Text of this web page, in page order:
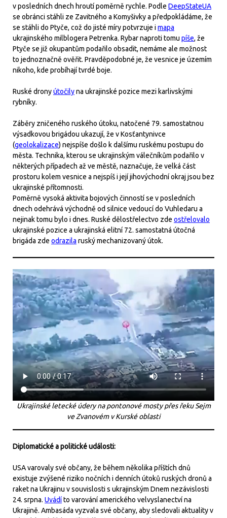
v posledních dnech hroutí poměrně rychle. Podle DeepStateUA
se obránci stáhli ze Zavitného a Komyšivky a předpokládáme, že
se stáhli do Ptyče, což do jisté míry potvrzuje imapa
ukrajinského milblogera Petrenka. Rybar naproti tomu píše, že
Ptyče se již okupantům podařilo obsadit, nemáme ale možnost
to jednoznačně ověřit. Pravděpodobné je, že vesnice je územím
nikoho, kde probíhají tvrdé boje.
Ruské dronyútočilyna ukrajinské pozice mezi karlivskými
rybníky.
Záběry zničeného ruského útoku, natočené 79. samostatnou
výsadkovou brigádou ukazují, že v Kosťantynivce
(geolokalizace) nejspíše došlo k dalšímu ruskému postupu do
města. Technika, kterou se ukrajinským válečníkům podařilo v
některých případech až ve městě, naznačuje, že velká část
prostoru kolem vesnice a nejspíš i její jihovýchodní okraj jsou bez
ukrajinské přítomnosti.
Poměrně vysoká aktivita bojových činností se v posledních
dnech odehrává východně od silnice vedoucí do Vuhledaru a
nejinak tomu bylo i dnes. Ruské dělostřelectvo zde ostřelovalo
ukrajinské pozice a ukrajinská elitní 72. samostatná útočná
brigáda zde odrazila ruský mechanizovaný útok.
Ukrajinské letecké údery na pontonové mosty přes řeku Sejm
ve Zvanovém v Kurské oblasti
Diplomatické a politické události:
USA varovaly své občany, že během několika příštích dnů
existuje zvýšené riziko nočních i denních útoků ruských dronů a
raket na Ukrajinu v souvislosti s ukrajinským Dnem nezávislosti
24. srpna. Uvádíto varování amerického velvyslanectví na
Ukrajině. Ambasáda vyzvala své občany, aby sledovali aktuality v